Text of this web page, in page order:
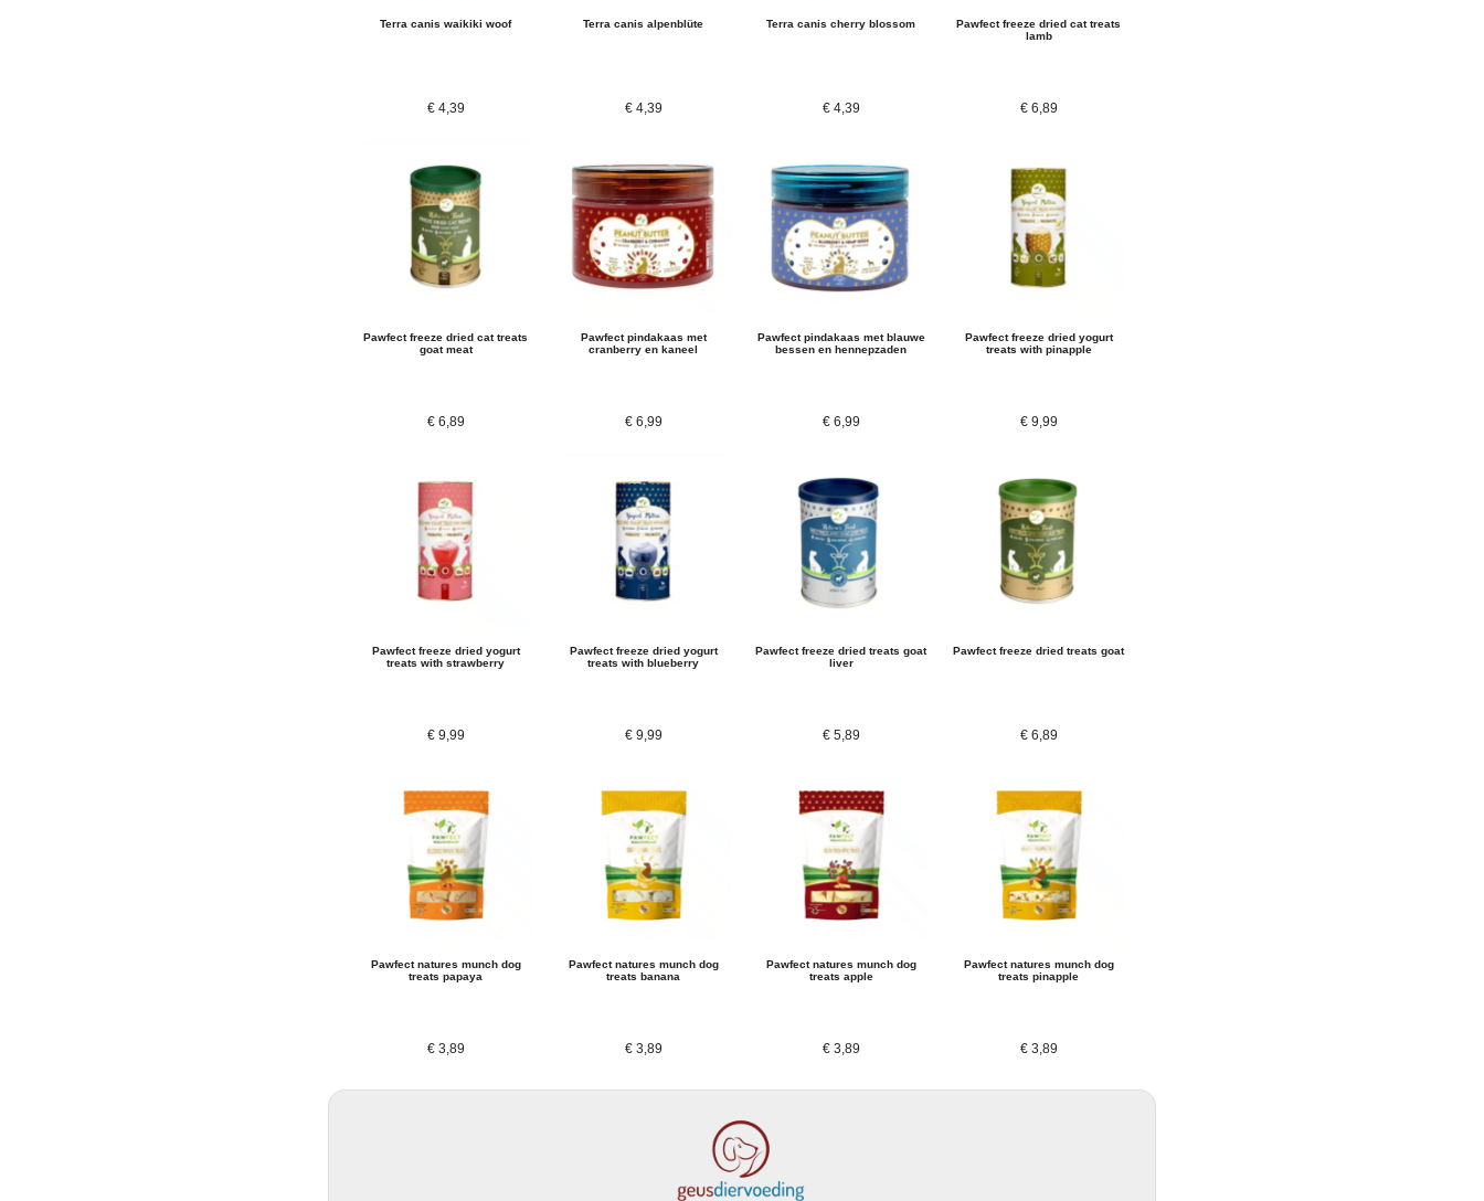
Terra canis waikiki woof
€4,39
Terra canis alpenblüte
€4,39
Terra canis cherry blossom
€4,39
Pawfect freeze dried cat treats
lamb
€6,89
Pawfect freeze dried cat treats
goat meat
€6,89
Pawfect pindakaas met
cranberry en kaneel
€6,99
Pawfect pindakaas met blauwe
bessen en hennepzaden
€6,99
Pawfect freeze dried yogurt
treats with pinapple
€9,99
Pawfect freeze dried yogurt
treats with strawberry
€9,99
Pawfect freeze dried yogurt
treats with blueberry
€9,99
Pawfect freeze dried treats goat
liver
€5,89
Pawfect freeze dried treats goat
€6,89
Pawfect natures munch dog
treats papaya
€3,89
Pawfect natures munch dog
treats banana
€3,89
Pawfect natures munch dog
treats apple
€3,89
Pawfect natures munch dog
treats pinapple
€3,89